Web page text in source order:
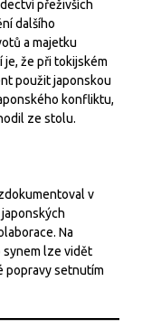
přeživších
dalšího
a majetku
je, že při tokijském
použit japonskou
konfliktu,
ze stolu.
v
Na
lze vidět
popravy setnutím